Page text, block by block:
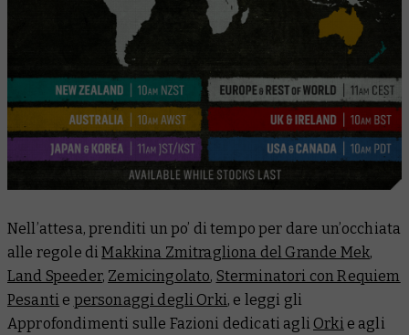
Nell’attesa, prenditi un po’ di tempo per dare un’occhiata
alle regole diMakkina Zmitragliona del Grande Mek,
Land Speeder, Zemicingolato, Sterminatori con Requiem
Pesanti e personaggi degli Orki, e leggi gli
Approfondimenti sulle Fazioni dedicati agli Orki e agli